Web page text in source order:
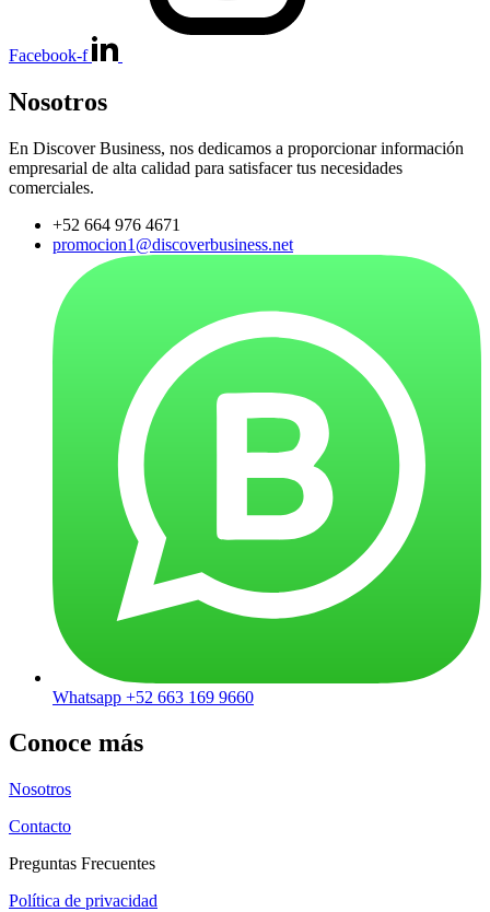
Facebook-f
Nosotros
En Discover Business, nos dedicamos a proporcionar información
empresarial de alta calidad para satisfacer tus necesidades
comerciales.
+52 664 976 4671
promocion1@discoverbusiness.net
Whatsapp +52 663 169 9660
Conoce más
Nosotros
Contacto
Preguntas Frecuentes
Política de privacidad